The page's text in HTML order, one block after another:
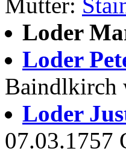
Mutter:
Loder
Loder
Baindlkirch
Loder
07.03.1757